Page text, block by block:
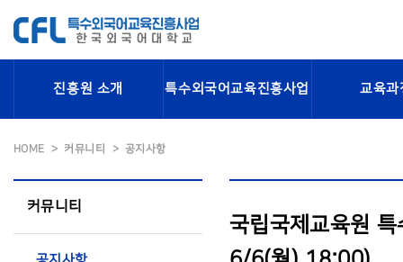
진흥원 소개 특수외국어교육진흥사업 교육과
HOME 커뮤니티 공지사항
커뮤니티
국립국제교육원